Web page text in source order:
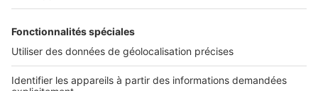
Nos solutions pro
Actualités pro